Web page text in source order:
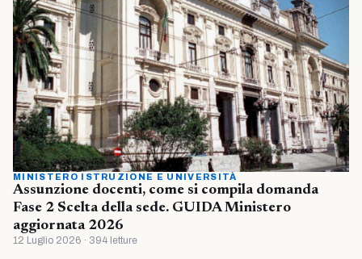
MINISTERO ISTRUZIONE E UNIVERSITÀ
Assunzione docenti, come si compila domanda
Fase 2 Scelta della sede. GUIDA Ministero
aggiornata 2026
12 Luglio 2026 · 394 letture